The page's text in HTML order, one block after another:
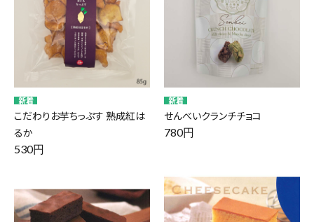
こだわりお芋ちっぷす 熟成紅は
るか
530円
せんべいクランチチョコ
780円